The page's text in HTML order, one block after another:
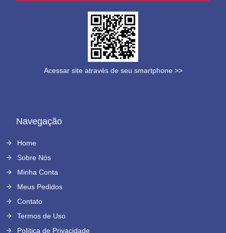
Acessar site através de seu smartphone >>
Navegação
Home
Sobre Nós
Minha Conta
Meus Pedidos
Contato
Termos de Uso
Política de Privacidade